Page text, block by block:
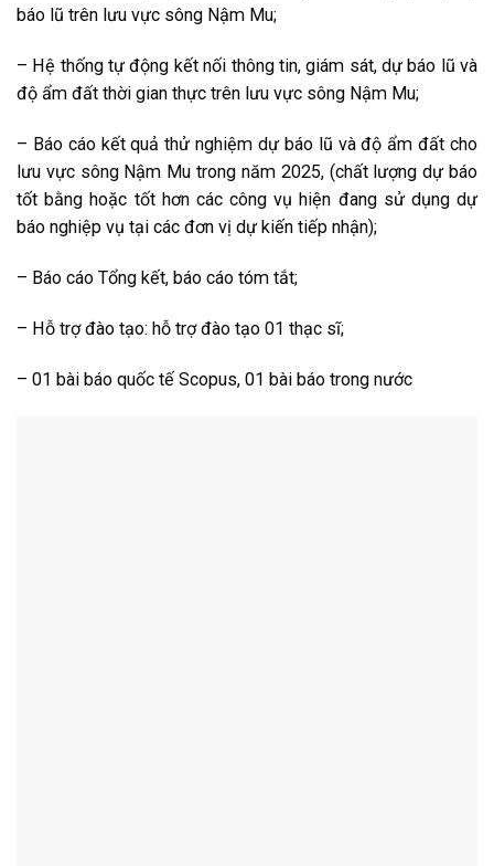
báo lũ trên lưu vực sông Nậm Mu;
– Hệ thống tự động kết nối thông tin, giám sát, dự báo lũ và
độ ẩm đất thời gian thực trên lưu vực sông Nậm Mu;
– Báo cáo kết quả thử nghiệm dự báo lũ và độ ẩm đất cho
lưu vực sông Nậm Mu trong năm 2025, (chất lượng dự báo
tốt bằng hoặc tốt hơn các công vụ hiện đang sử dụng dự
báo nghiệp vụ tại các đơn vị dự kiến tiếp nhận);
– Báo cáo Tổng kết, báo cáo tóm tắt;
– Hỗ trợ đào tạo: hỗ trợ đào tạo 01 thạc sĩ;
– 01 bài báo quốc tế Scopus, 01 bài báo trong nước